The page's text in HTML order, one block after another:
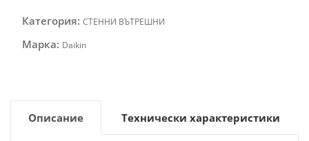
Категория: СТЕННИ ВЪТРЕШНИ
Марка: Daikin
Описание Технически характеристики